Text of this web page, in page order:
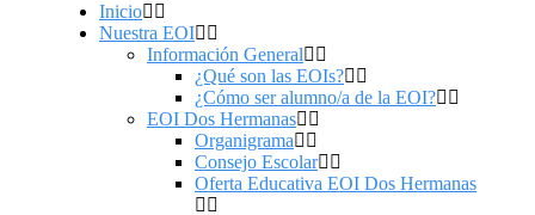
Inicio
Nuestra EOI
Información General
¿Qué son las EOIs?
¿Cómo ser alumno/a de la EOI?
EOI Dos Hermanas
Organigrama
Consejo Escolar
Oferta Educativa EOI Dos Hermanas